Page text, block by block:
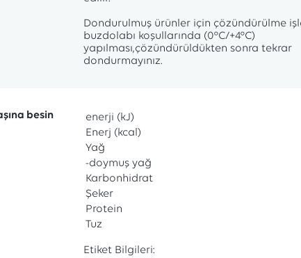
Dondurulmuş ürünler için çözündürülme
buzdolabı koşullarında (0°C/+4°C)
yapılması,çözündürüldükten sonra tekrar
besin
enerji (kJ)
Enerj (kcal)
Yağ
-doymuş yağ
Karbonhidrat
Şeker
Protein
Tuz
Etiket Bilgileri: